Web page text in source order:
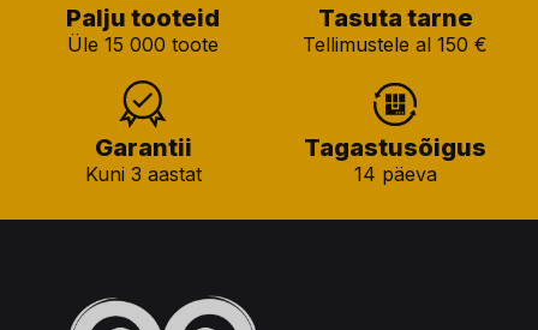
Palju tooteid
Üle 15 000 toote
Tasuta tarne
Tellimustele al 150 €
Garantii
Kuni 3 aastat
Tagastusõigus
14 päeva